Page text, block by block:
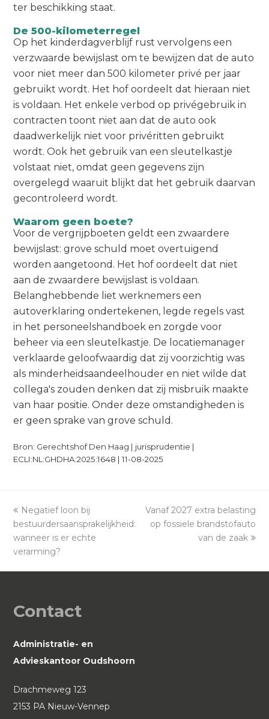
ter beschikking staat.
De 500-kilometerregel
Op het kinderdagverblijf rust vervolgens een
verzwaarde bewijslast om te bewijzen dat de auto
voor niet meer dan 500 kilometer privé per jaar
gebruikt wordt. Het hof oordeelt dat hieraan niet
is voldaan. Het enkele verbod op privégebruik in
contracten toont niet aan dat de auto ook
daadwerkelijk niet voor privéritten gebruikt
wordt. Ook het gebruik van een sleutelkastje
volstaat niet, omdat geen gegevens zijn
overgelegd waaruit blijkt dat het gebruik daarvan
gecontroleerd wordt.
Waarom geen boete?
Voor de vergrijpboeten geldt een zwaardere
bewijslast: grove schuld moet overtuigend
worden aangetoond. Het hof oordeelt dat niet
aan de zwaardere bewijslast is voldaan.
Belanghebbende liet werknemers een
autoverklaring ondertekenen, legde regels vast
in het personeelshandboek en zorgde voor
beheer via een sleutelkastje. De locatiemanager
verklaarde geloofwaardig dat zij voorzichtig was
als minderheidsaandeelhouder en niet wilde dat
collega's zouden denken dat zij misbruik maakte
van haar positie. Onder deze omstandigheden is
er geen sprake van grove schuld.
Bron: Gerechtshof Den Haag | jurisprudentie |
ECLI:NL:GHDHA:2025:1648 | 11-08-2025
previous
post:
Negatief loon bij
bestuurdersaansprakelijkheid:
wanneer is er echte
verarming?
next
post:
Vanaf 2027 extra belasting
op fossiele brandstofauto
van de zaak
Contact
Administratie- en
Advieskantoor Oudshoorn
Drachmeweg 123
2153 PA Nieuw-Vennep